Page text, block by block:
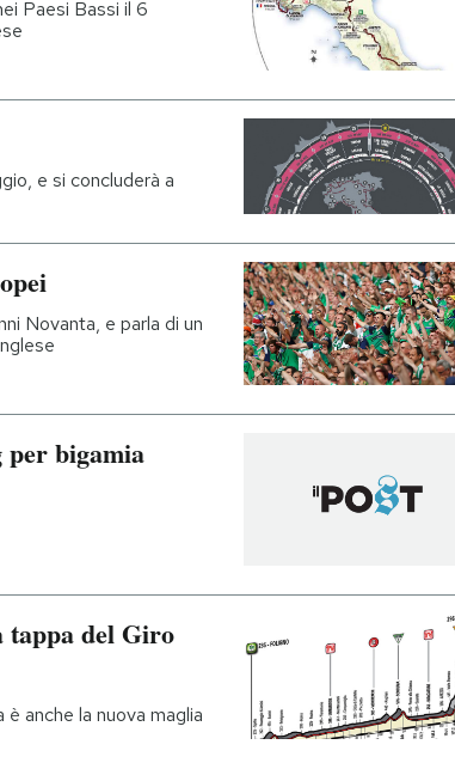
Paesi Bassi il 6
e si concluderà a
Novanta, e parla di un
per bigamia
tappa del Giro
anche la nuova maglia